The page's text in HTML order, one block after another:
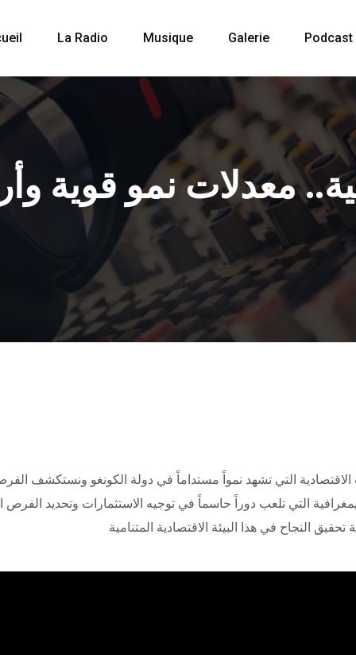
La Radio Musique Galerie Podcast
معدلات نمو قوية
التي تشهد نمواً مستداماً في دولة الكونغو ونستكشف
التي تلعب دوراً حاسماً في توجيه الاستثمارات وتحديد الفرص